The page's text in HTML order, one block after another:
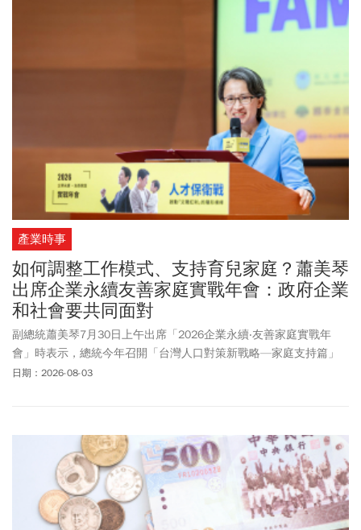
產業時事
如何調整工作模式、支持育兒家庭？蕭美琴
出席企業永續友善家庭實戰年會：政府企業
和社會要共同面對
副總統蕭美琴7月30日上午出席「2026企業永續‧友善家庭實戰年
會」時表示，總統今年召開「台灣人口對策新戰略—家庭支持篇」
國安高層會議，宣示育兒政策將從過去以補助為主，全面擴展至公
日期：2026-08-03